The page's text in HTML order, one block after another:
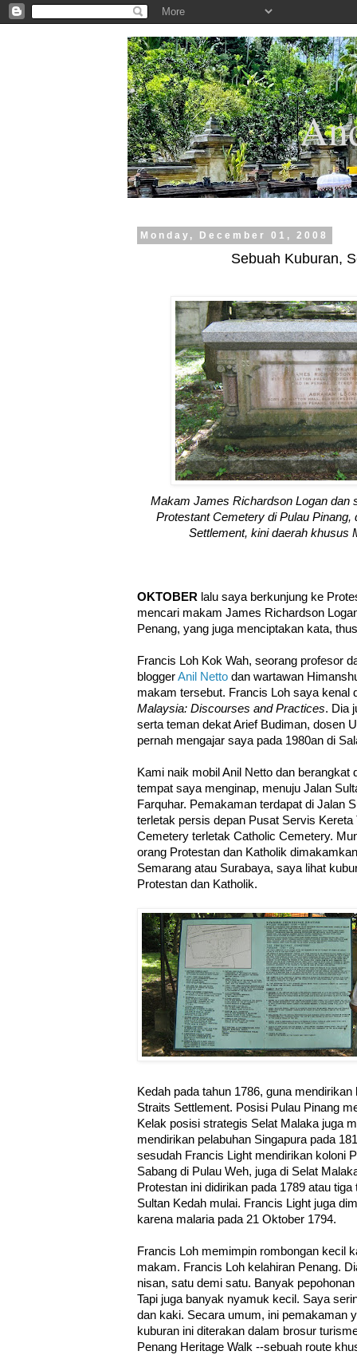
.
Monday, December 01, 2008
Sebuah Kuburan,
Makam James Richardson Logan dan
Protestant Cemetery di Pulau Pinang,
Settlement, kini daerah khusus
OKTOBER lalu saya berkunjung ke
mencari makam James Richardson
Penang, yang juga menciptakan kata,
Francis Loh Kok Wah, seorang profesor
bloggerAnil Netto dan wartawan
makam tersebut. Francis Loh saya kenal
Malaysia: Discourses and Practices. Dia
serta teman dekat Arief Budiman, dosen
pernah mengajar saya pada 1980an di
Kami naik mobil Anil Netto dan
tempat saya menginap, menuju Jalan
Farquhar. Pemakaman terdapat di Jalan
terletak persis depan Pusat Servis
Cemetery terletak Catholic Cemetery.
orang Protestan dan Katholik
Semarang atau Surabaya, saya lihat
Protestan dan Katholik.
Kedah pada tahun 1786, guna
Straits Settlement. Posisi Pulau Pinang
Kelak posisi strategis Selat Malaka juga
mendirikan pelabuhan Singapura pada
sesudah Francis Light mendirikan koloni
Sabang di Pulau Weh, juga di Selat
Protestan ini didirikan pada 1789 atau
Sultan Kedah mulai. Francis Light juga
karena malaria pada 21 Oktober 1794.
Francis Loh memimpin rombongan kecil
makam. Francis Loh kelahiran Penang.
nisan, satu demi satu. Banyak
Tapi juga banyak nyamuk kecil. Saya
dan kaki. Secara umum, ini pemakaman
kuburan ini diterakan dalam brosur
Penang Heritage Walk --sebuah route